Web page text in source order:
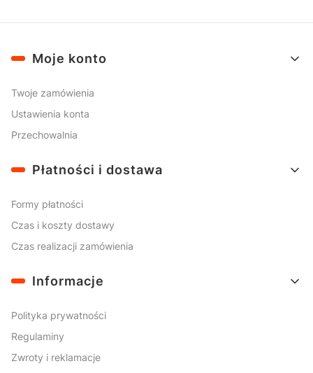
Linki w stopce
Moje konto
Twoje zamówienia
Ustawienia konta
Przechowalnia
Płatności i dostawa
Formy płatności
Czas i koszty dostawy
Czas realizacji zamówienia
Informacje
Polityka prywatności
Regulaminy
Zwroty i reklamacje